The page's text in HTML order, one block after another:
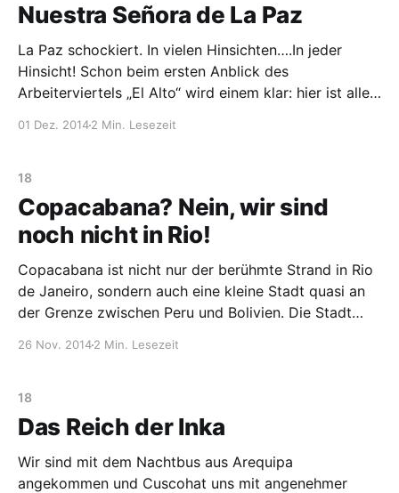
Nuestra Señora de La Paz
La Paz schockiert. In vielen Hinsichten….In jeder
Hinsicht! Schon beim ersten Anblick des
Arbeiterviertels „El Alto“ wird einem klar: hier ist alles
01 Dez. 20142 Min. Lesezeit
18
Copacabana? Nein, wir sind
noch nicht in Rio!
Copacabana ist nicht nur der berühmte Strand in Rio
de Janeiro, sondern auch eine kleine Stadt quasi an
der Grenze zwischen Peru und Bolivien. Die Stadt
gestaltete sich recht unkompliziert und ein
26 Nov. 20142 Min. Lesezeit
18
Das Reich der Inka
Wir sind mit dem Nachtbus aus Arequipa
angekommen und Cuscohat uns mit angenehmer